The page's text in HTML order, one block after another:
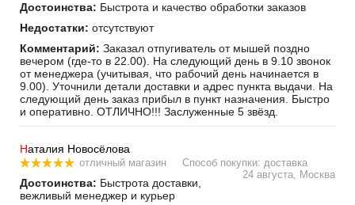
Достоинства: Быстрота и качество обработки заказов
Недостатки: отсутствуют
Комментарий: Заказал отпугиватель от мышей поздно
вечером (где-то в 22.00). На следующий день в 9.10 звонок
от менеджера (учитывая, что рабочий день начинается в
9.00). Уточнили детали доставки и адрес пункта выдачи. На
следующий день заказ прибыл в пункт назначения. Быстро
и оперативно. ОТЛИЧНО!!! Заслуженные 5 звёзд.
Наталия Новосёлова
отличный магазин
Способ покупки: доставка
24 августа, Москва
Достоинства: Быстрота доставки,
вежливый менеджер и курьер